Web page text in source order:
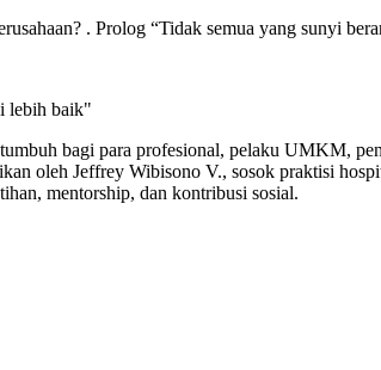
. Prolog “Tidak semua yang sunyi
lebih baik"
bagi para profesional, pelaku UMKM,
oleh Jeffrey Wibisono V., sosok praktisi
mentorship, dan kontribusi sosial.